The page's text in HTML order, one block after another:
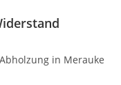
in Merauke